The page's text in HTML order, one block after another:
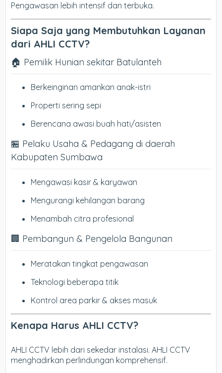
Pengawasan lebih intensif dan terbuka.
Siapa Saja yang Membutuhkan Layanan
dari AHLI CCTV?
🏠 Pemilik Hunian sekitar Batulanteh
Berkeinginan amankan anak-istri
Properti sering sepi
Berencana awasi buah hati/asisten
🏪 Pelaku Usaha & Pedagang di daerah
Kabupaten Sumbawa
Mengawasi kasir & karyawan
Mengurangi kehilangan barang
Menambah citra profesional
🏢 Pembangun & Pengelola Bangunan
Meratakan tingkat pengawasan
Teknologi beberapa titik
Kontrol area parkir & akses masuk
Kenapa Harus AHLI CCTV?
AHLI CCTV lebih dari sekedar instalasi. AHLI CCTV
menghadirkan perlindungan komprehensif.